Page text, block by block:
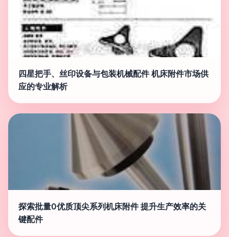
四星把手、丝印设备与包装机械配件 机床附件市场供
应的专业解析
探索批量0优质顶尖系列机床附件 提升生产效率的关
键配件